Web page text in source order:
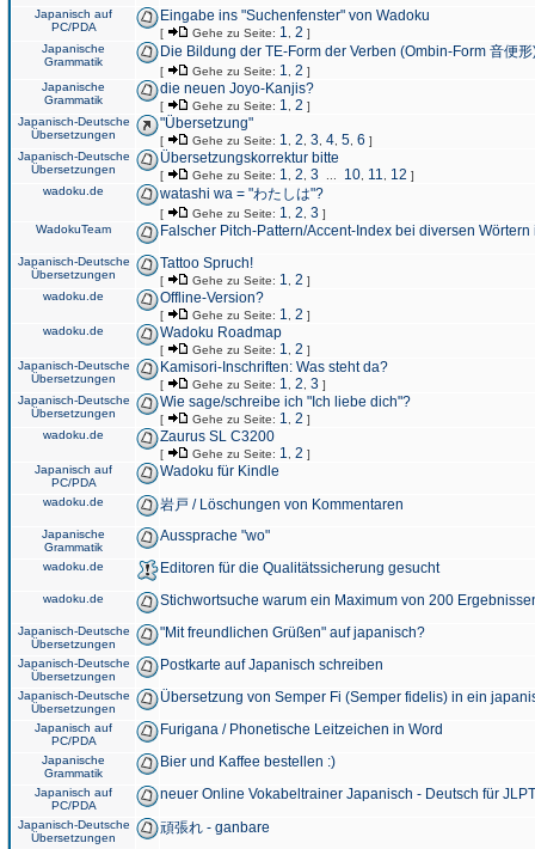
Japanisch auf
PC/PDA
Eingabe ins "Suchenfenster" von Wadoku
[ Gehe zu Seite: 1 2 ]
Japanische
Grammatik
Die Bildung der TE-Form der Verben (Ombin-Form 音便形
[ Gehe zu Seite: 1 2 ]
Japanische
Grammatik
die neuen Joyo-Kanjis?
[ Gehe zu Seite: 1 2 ]
Japanisch-Deutsche
Übersetzungen
"Übersetzung"
[ Gehe zu Seite: 1 2 3 4 5 6 ]
Japanisch-Deutsche
Übersetzungen
Übersetzungskorrektur bitte
[ Gehe zu Seite: 1 2 3 10 11 12 ]
wadoku.de
watashi wa = "わたしは"?
[ Gehe zu Seite: 1 2 3 ]
WadokuTeam
Falscher Pitch-Pattern/Accent-Index bei diversen
Japanisch-Deutsche
Übersetzungen
Tattoo Spruch!
[ Gehe zu Seite: 1 2 ]
wadoku.de
Offline-Version?
[ Gehe zu Seite: 1 2 ]
wadoku.de
Wadoku Roadmap
[ Gehe zu Seite: 1 2 ]
Japanisch-Deutsche
Übersetzungen
Kamisori-Inschriften: Was steht da?
[ Gehe zu Seite: 1 2 3 ]
Japanisch-Deutsche
Übersetzungen
Wie sage/schreibe ich "Ich liebe dich"?
[ Gehe zu Seite: 1 2 ]
wadoku.de
Zaurus SL C3200
[ Gehe zu Seite: 1 2 ]
Japanisch auf
PC/PDA
Wadoku für Kindle
wadoku.de 岩戸 / Löschungen von Kommentaren
Japanische
Grammatik
Aussprache "wo"
wadoku.de Editoren für die Qualitätssicherung gesucht
wadoku.de Stichwortsuche warum ein Maximum von 200
Japanisch-Deutsche
Übersetzungen
"Mit freundlichen Grüßen" auf japanisch?
Japanisch-Deutsche
Übersetzungen
Postkarte auf Japanisch schreiben
Japanisch-Deutsche
Übersetzungen
Übersetzung von Semper Fi (Semper fidelis) in ein
Japanisch auf
PC/PDA
Furigana / Phonetische Leitzeichen in Word
Japanische
Grammatik
Bier und Kaffee bestellen :)
Japanisch auf
PC/PDA
neuer Online Vokabeltrainer Japanisch - Deutsch für
Japanisch-Deutsche
Übersetzungen
頑張れ - ganbare